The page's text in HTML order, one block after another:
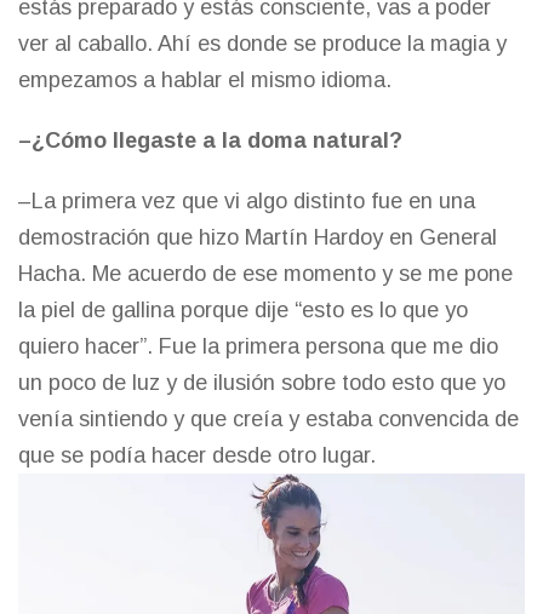
estás preparado y estás consciente, vas a poder
ver al caballo. Ahí es donde se produce la magia y
empezamos a hablar el mismo idioma.
–¿Cómo llegaste a la doma natural?
–La primera vez que vi algo distinto fue en una
demostración que hizo Martín Hardoy en General
Hacha. Me acuerdo de ese momento y se me pone
la piel de gallina porque dije “esto es lo que yo
quiero hacer”. Fue la primera persona que me dio
un poco de luz y de ilusión sobre todo esto que yo
venía sintiendo y que creía y estaba convencida de
que se podía hacer desde otro lugar.